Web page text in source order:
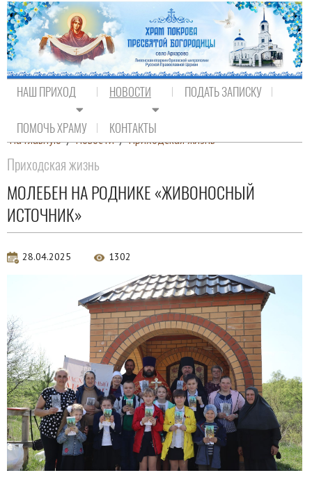
НАШ ПРИХОД НОВОСТИ ПОДАТЬ ЗАПИСКУ
ПОМОЧЬ ХРАМУ КОНТАКТЫ
На главную / Новости / Приходская жизнь
Приходская жизнь
МОЛЕБЕН НА РОДНИКЕ «ЖИВОНОСНЫЙ
ИСТОЧНИК»
28.04.2025 1302